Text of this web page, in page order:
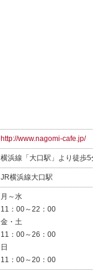
http://www.nagomi-cafe.jp/
横浜線「大口駅」より徒歩5
JR横浜線大口駅
月～水
11：00～22：00
金・土
11：00～26：00
日
11：00～20：00